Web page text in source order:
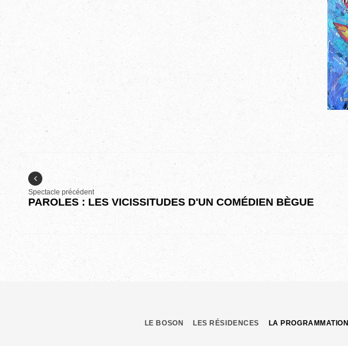
Spectacle précédent
PAROLES : LES VICISSITUDES D'UN COMÉDIEN BÈGUE
LE BOSON LES RÉSIDENCES LA PROGRAMMATION